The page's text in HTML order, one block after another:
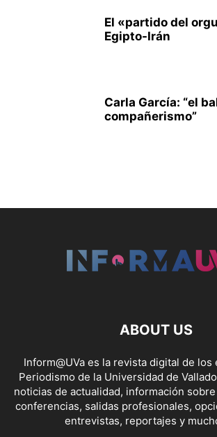
El «partido del
Egipto-Irán
Carla García: “el
compañerismo”
ABOUT US
Inform@UVa es la revista digital de los
Periodismo de la Universidad de
noticias de actualidad, información
conferencias, salidas profesionales,
entrevistas, reportajes y